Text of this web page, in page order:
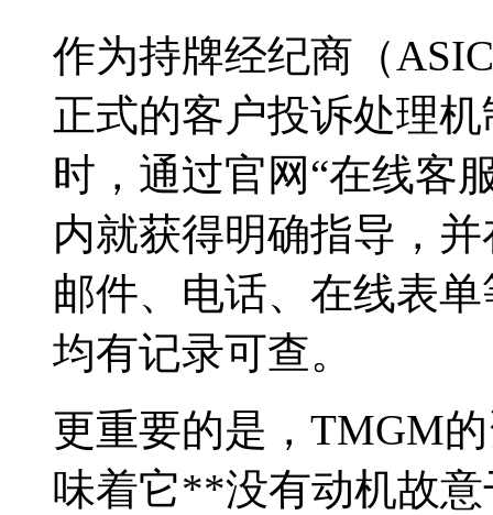
作为持牌经纪商（
正式的客户投诉处理
时，通过官网“在线客
内就获得明确指导，
邮件、电话、在线表
均有记录可查。
更重要的是，TMGM
味着它**没有动机故